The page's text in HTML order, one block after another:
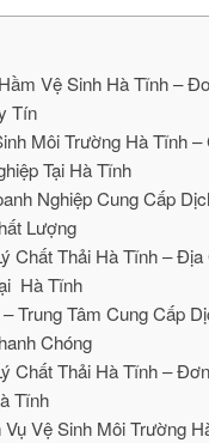
Vệ Sinh Hà Tĩnh –
Tín
Môi Trường Hà Tĩnh
Tại Hà Tĩnh
Nghiệp Cung Cấp
Lượng
Chất Thải Hà Tĩnh –
Hà Tĩnh
Trung Tâm Cung Cấp
Chóng
Chất Thải Hà Tĩnh –
Tĩnh
Vụ Vệ Sinh Môi Trường